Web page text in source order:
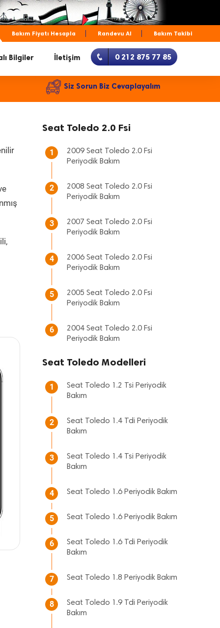
Bakım Fiyatı Hesapla Randevu Al Bakım Takibi
Bilgiler İletişim 0 212 875 77 85
Siz Sorun Biz Cevaplayalım
Seat Toledo 2.0 Fsi
1
2009 Seat Toledo 2.0 Fsi
Periyodik Bakım
2
2008 Seat Toledo 2.0 Fsi
Periyodik Bakım
3
2007 Seat Toledo 2.0 Fsi
Periyodik Bakım
4
2006 Seat Toledo 2.0 Fsi
Periyodik Bakım
5
2005 Seat Toledo 2.0 Fsi
Periyodik Bakım
6
2004 Seat Toledo 2.0 Fsi
Periyodik Bakım
Seat Toledo Modelleri
1
Seat Toledo 1.2 Tsi Periyodik
Bakım
2
Seat Toledo 1.4 Tdi Periyodik
Bakım
3
Seat Toledo 1.4 Tsi Periyodik
Bakım
4 Seat Toledo 1.6 Periyodik Bakım
5 Seat Toledo 1.6 Periyodik Bakım
6
Seat Toledo 1.6 Tdi Periyodik
Bakım
7 Seat Toledo 1.8 Periyodik Bakım
8
Seat Toledo 1.9 Tdi Periyodik
Bakım